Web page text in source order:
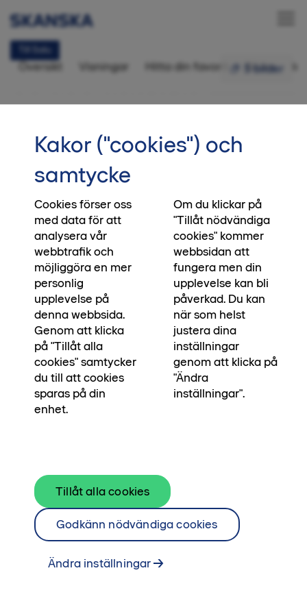
5 bilder
Till Salu
Intresseanmälan
Översikt Visningar Hitta din favorit Bilder
Slipp avgiften i nästan två år
Köp din nya bostad i Betongnejlikan mellan 19
juni och 30 augusti 2026 och bo utan
månadsavgift i 20 månader. Det motsvarar nära
två års avgifter och ger dig ett ekonomiskt
försprång direkt. Pengar du kan använda till
sparande, inredning eller en tryggare vardag.
Erbjudandet gäller ej redan prissänkta bostäder.
Kontakta våra mäklare för mer information.
Se bostäder till salu
Kontakta mäklare
Kakor ("cookies") och
samtycke
Cookies förser oss
med data för att
analysera vår
webbtrafik och
möjliggöra en mer
personlig
upplevelse på
denna webbsida.
Genom att klicka
på "Tillåt alla
cookies" samtycker
du till att cookies
sparas på din
enhet.
Om du klickar på
"Tillåt nödvändiga
cookies" kommer
webbsidan att
fungera men din
upplevelse kan bli
påverkad. Du kan
när som helst
justera dina
inställningar
genom att klicka på
"Ändra
inställningar".
Ändra inställningar
Godkänn nödvändiga cookies
Tillåt alla cookies